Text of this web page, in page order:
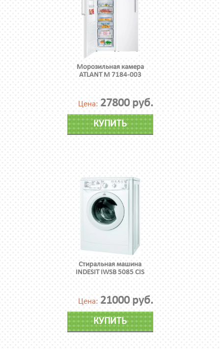
Морозильная камера
ATLANT М 7184-003
Цена: 27800 руб.
КУПИТЬ
Стиральная машина
INDESIT IWSB 5085 CIS
Цена: 21000 руб.
КУПИТЬ